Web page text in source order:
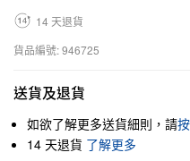
14 天退貨
貨品編號: 946725
送貨及退貨
如欲了解更多送貨細則，請
14 天退貨 了解更多